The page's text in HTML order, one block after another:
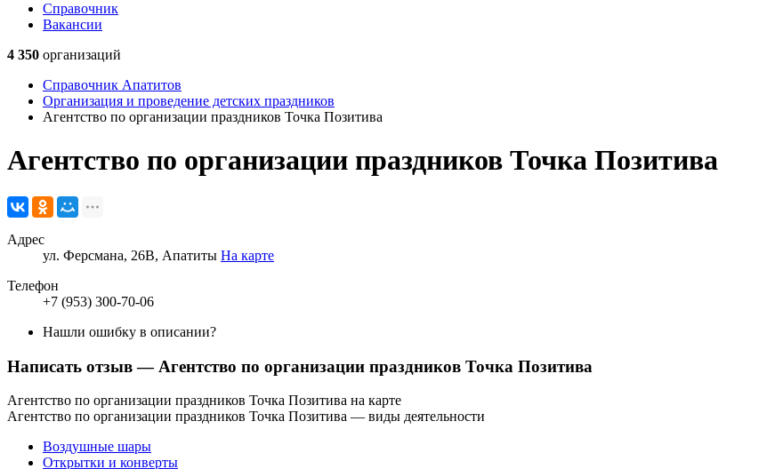
Справочник
Вакансии
4 350 организаций
Справочник Апатитов
Организация и проведение детских праздников
Агентство по организации праздников Точка Позитива
Агентство по организации праздников Точка Позитива
Адрес
ул. Ферсмана, 26В, Апатиты На карте
Телефон
+7 (953) 300-70-06
Нашли ошибку в описании?
Написать отзыв— Агентство по организации праздников Точка Позитива
Агентство по организации праздников Точка Позитива на карте
Агентство по организации праздников Точка Позитива — виды деятельности
Воздушные шары
Открытки и конверты